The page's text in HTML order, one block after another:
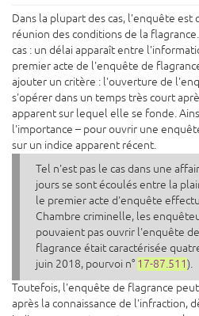
Dans la plupart des cas, l'enquête est
réunion des conditions de la
cas : un délai apparaît entre
premier acte de l'enquête de
ajouter un critère : l'ouverture de
s'opérer dans un temps très court
apparent sur lequel elle se fonde.
l'importance – pour ouvrir une
sur un indice apparent récent.
Tel n'est pas le cas dans une
jours se sont écoulés entre la
le premier acte d'enquête
Chambre criminelle, les
pouvaient pas ouvrir l'enquête
flagrance était caractérisée
juin 2018, pourvoi n° 17-87.511).
Toutefois, l'enquête de flagrance
après la connaissance de l'infraction,